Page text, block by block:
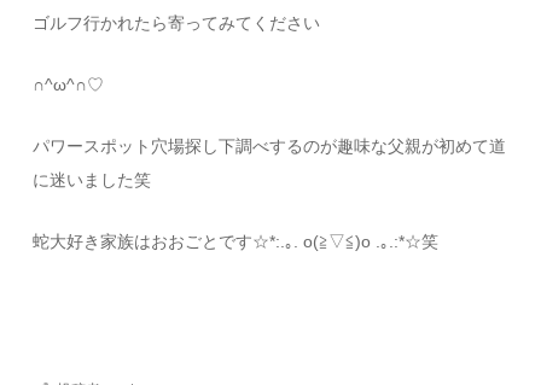
ゴルフ行かれたら寄ってみてください
∩^ω^∩♡
パワースポット穴場探し下調べするのが趣味な父親が初めて道
に迷いました笑
蛇大好き家族はおおごとです☆*:.｡. o(≧▽≦)o .｡.:*☆笑